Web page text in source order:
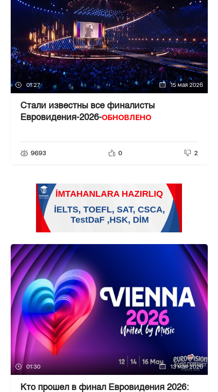
01:27 15 мая 2026
Стали известны все финалисты
Евровидения-2026-ОБНОВЛЕНО
9693 0 2
01:30 13 мая 2026
Кто прошел в финал Евровидения 2026: